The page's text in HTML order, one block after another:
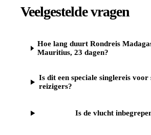
Veelgestelde vragen
Hoe lang duurt Rondreis
Mauritius, 23 dagen?
Is dit een speciale singlereis voor
reizigers?
Is de vlucht